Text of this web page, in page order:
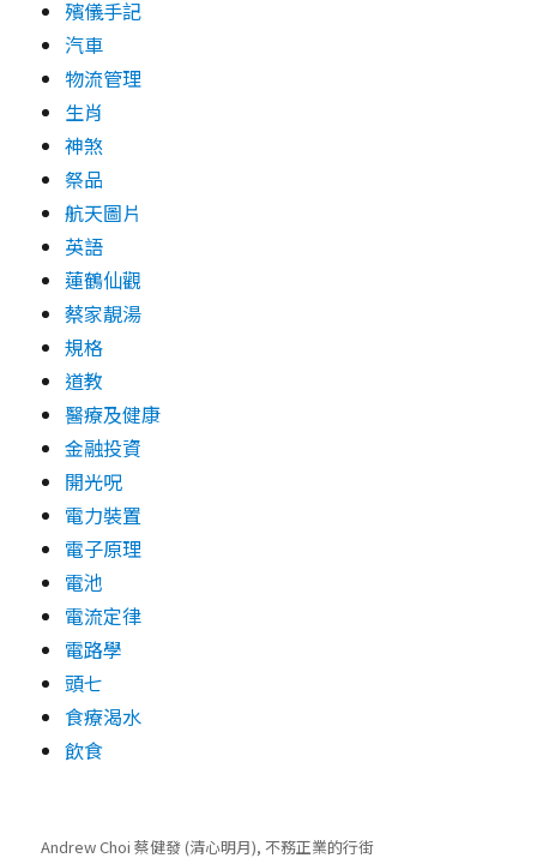
殯儀手記
汽車
物流管理
生肖
神煞
祭品
航天圖片
英語
蓮鶴仙觀
蔡家靚湯
規格
道教
醫療及健康
金融投資
開光呪
電力裝置
電子原理
電池
電流定律
電路學
頭七
食療渴水
飲食
Andrew Choi 蔡健發 (清心明月), 不務正業的行街